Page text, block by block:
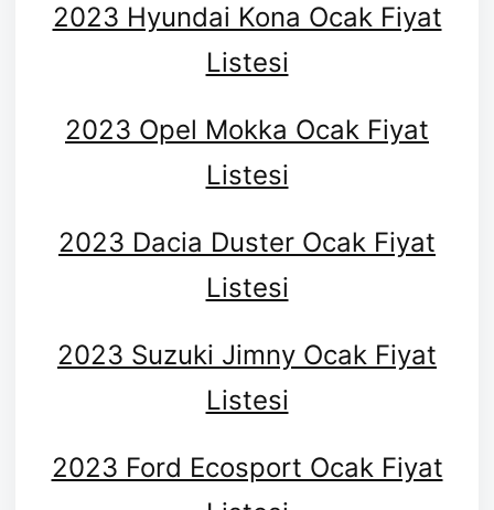
2023 Hyundai Kona Ocak Fiyat
Listesi
2023 Opel Mokka Ocak Fiyat
Listesi
2023 Dacia Duster Ocak Fiyat
Listesi
2023 Suzuki Jimny Ocak Fiyat
Listesi
2023 Ford Ecosport Ocak Fiyat